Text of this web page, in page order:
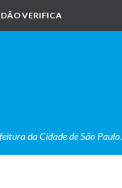
VERIFICA
da Cidade de São Paulo.